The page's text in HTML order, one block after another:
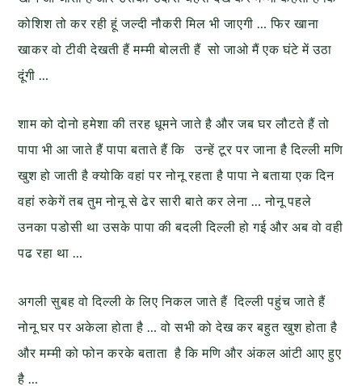
कोशिश तो कर रही हूं जल्दी नौकरी मिल भी जाएगी … फिर खाना
खाकर वो टीवी देखती हैं मम्मी बोलती हैं सो जाओ मैं एक घंटे में उठा
दूंगी …
शाम को दोनो हमेशा की तरह धूमने जाते है और जब घर लौटते हैं तो
पापा भी आ जाते हैं पापा बताते हैं कि उन्हें टूर पर जाना है दिल्ली मणि
खुश हो जाती है क्योकि वहां पर नोनू रहता है पापा ने बताया एक दिन
वहां रुकेगें तब तुम नोनू से ढेर सारी बाते कर लेना … नोनू पहले
उनका पडोसी था उसके पापा की बदली दिल्ली हो गई और अब वो वही
पढ रहा था …
अगली सुबह वो दिल्ली के लिए निकल जाते हैं दिल्ली पहुंच जाते हैं
नोनू घर पर अकेला होता है … वो सभी को देख कर बहुत खुश होता है
और मम्मी को फोन करके बताता है कि मणि और अंकल आंटी आए हुए
है …